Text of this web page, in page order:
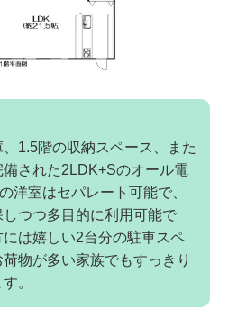
1.5階の収納スペース、また
された2LDK+Sのオール電
洋室はセパレート可能で、
つつ多目的に利用可能で
は嬉しい2台分の駐車スペ
物が多い家族でもすっきり
。